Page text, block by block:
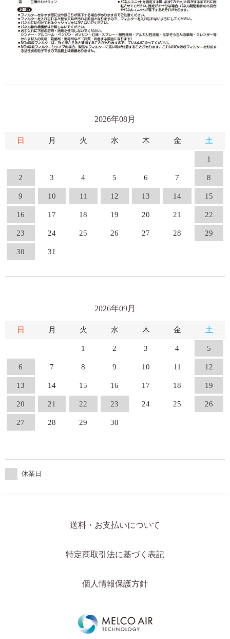
2026年08月
日 月 火 水 木 金 土
1
2 3 4 5 6 7 8
9 10 11 12 13 14 15
16 17 18 19 20 21 22
23 24 25 26 27 28 29
30 31
2026年09月
日 月 火 水 木 金 土
1 2 3 4 5
6 7 8 9 10 11 12
13 14 15 16 17 18 19
20 21 22 23 24 25 26
27 28 29 30
休業日
送料・お支払いについて
特定商取引法に基づく表記
個人情報保護方針